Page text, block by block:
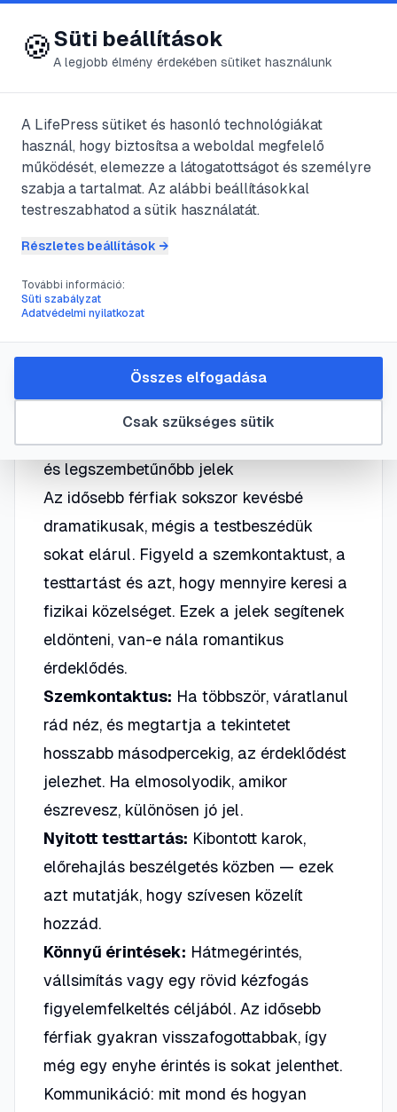
😍 LifePress
@hwarscgl
2025. október 9. ·6 perc olvasás
Hogyan ismerd fel,
ha egy idősebb férfi
kedvel téged
#párkapcsolat #testbeszéd #jelek
Testbeszéd és szemkontaktus — az első
és legszembetűnőbb jelek
Az idősebb férfiak sokszor kevésbé
dramatikusak, mégis a testbeszédük
sokat elárul. Figyeld a szemkontaktust, a
testtartást és azt, hogy mennyire keresi a
fizikai közelséget. Ezek a jelek segítenek
eldönteni, van-e nála romantikus
érdeklődés.
Szemkontaktus: Ha többször, váratlanul
rád néz, és megtartja a tekintetet
hosszabb másodpercekig, az érdeklődést
jelezhet. Ha elmosolyodik, amikor
észrevesz, különösen jó jel.
Nyitott testtartás: Kibontott karok,
előrehajlás beszélgetés közben — ezek
azt mutatják, hogy szívesen közelít
hozzád.
Könnyű érintések: Hátmegérintés,
vállsimítás vagy egy rövid kézfogás
figyelemfelkeltés céljából. Az idősebb
férfiak gyakran visszafogottabbak, így
még egy enyhe érintés is sokat jelenthet.
Kommunikáció: mit mond és hogyan
🍪Süti beállítások
A legjobb élmény érdekében sütiket használunk
A LifePress sütiket és hasonló technológiákat
használ, hogy biztosítsa a weboldal megfelelő
működését, elemezze a látogatottságot és személyre
szabja a tartalmat. Az alábbi beállításokkal
testreszabhatod a sütik használatát.
Részletes beállítások →
További információ:
Süti szabályzat
Adatvédelmi nyilatkozat
Csak szükséges sütik
Összes elfogadása